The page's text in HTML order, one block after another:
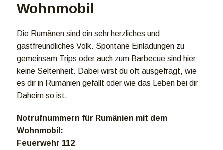
Wohnmobil
Die Rumänen sind ein sehr herzliches und
gastfreundliches Volk. Spontane Einladungen zu
gemeinsam Trips oder auch zum Barbecue sind hier
keine Seltenheit. Dabei wirst du oft ausgefragt, wie
es dir in Rumänien gefällt oder wie das Leben bei dir
Daheim so ist.
Notrufnummern für Rumänien mit dem
Wohnmobil:
Feuerwehr 112